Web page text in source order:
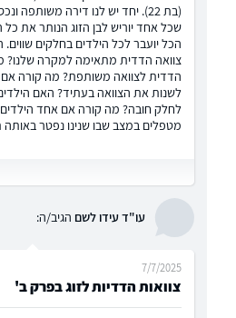
(בת 22). יחד יש לנו דירה משותפה
שכל אחד יוריש לבן הזוג הנותר את
הכל יועבר לכל הילדים בחלקים
צוואה הדדית מתאימה למקרה שלנו?
הדדית לצוואה משותפת? מה קורה
לשנות את הצוואה בעתיד? האם הילדים
לחלק חובה? מה קורה אם אחד הילדים
מטפלים במצב שבו שנינו נפטר באותה
עו"ד עידו לשם הגיב/ה:
צוואות הדדיות לזוג בפרק ב'
7/7/2025